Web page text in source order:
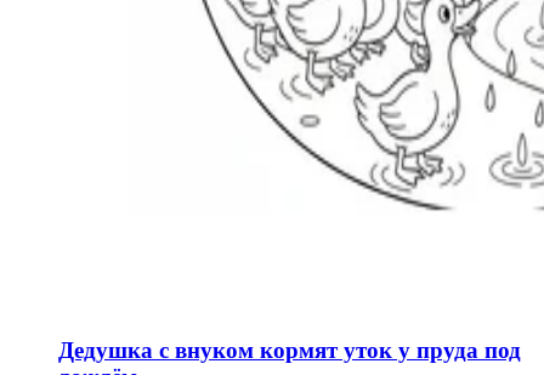
Дедушка с внуком кормят уток у пруда под